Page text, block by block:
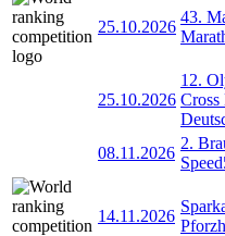
25.10.2026
43.
25.10.2026
12.
Cross
08.11.2026
2.
14.11.2026